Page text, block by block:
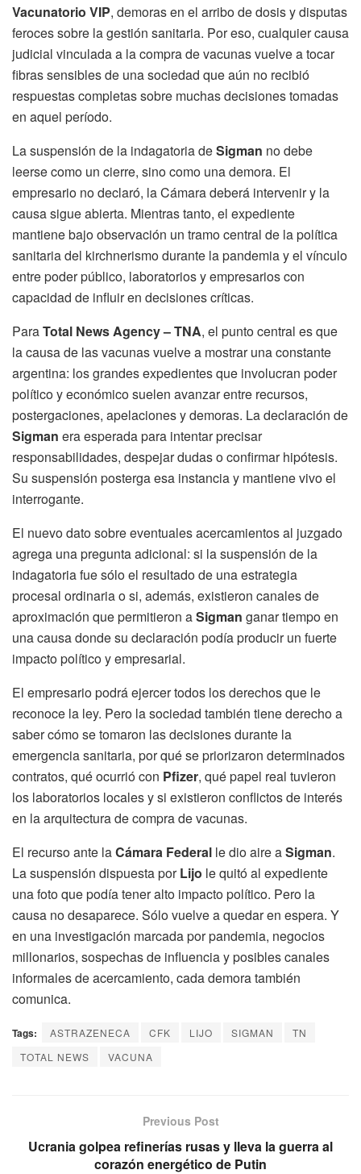
Vacunatorio VIP, demoras en el arribo de dosis y disputas
feroces sobre la gestión sanitaria. Por eso, cualquier causa
judicial vinculada a la compra de vacunas vuelve a tocar
fibras sensibles de una sociedad que aún no recibió
respuestas completas sobre muchas decisiones tomadas
en aquel período.
La suspensión de la indagatoria deSigman no debe
leerse como un cierre, sino como una demora. El
empresario no declaró, la Cámara deberá intervenir y la
causa sigue abierta. Mientras tanto, el expediente
mantiene bajo observación un tramo central de la política
sanitaria del kirchnerismo durante la pandemia y el vínculo
entre poder público, laboratorios y empresarios con
capacidad de influir en decisiones críticas.
ParaTotal News Agency – TNA, el punto central es que
la causa de las vacunas vuelve a mostrar una constante
argentina: los grandes expedientes que involucran poder
político y económico suelen avanzar entre recursos,
postergaciones, apelaciones y demoras. La declaración de
Sigman era esperada para intentar precisar
responsabilidades, despejar dudas o confirmar hipótesis.
Su suspensión posterga esa instancia y mantiene vivo el
interrogante.
El nuevo dato sobre eventuales acercamientos al juzgado
agrega una pregunta adicional: si la suspensión de la
indagatoria fue sólo el resultado de una estrategia
procesal ordinaria o si, además, existieron canales de
aproximación que permitieron aSigman ganar tiempo en
una causa donde su declaración podía producir un fuerte
impacto político y empresarial.
El empresario podrá ejercer todos los derechos que le
reconoce la ley. Pero la sociedad también tiene derecho a
saber cómo se tomaron las decisiones durante la
emergencia sanitaria, por qué se priorizaron determinados
contratos, qué ocurrió con Pfizer, qué papel real tuvieron
los laboratorios locales y si existieron conflictos de interés
en la arquitectura de compra de vacunas.
El recurso ante laCámara Federal le dio aire aSigman.
La suspensión dispuesta porLijo le quitó al expediente
una foto que podía tener alto impacto político. Pero la
causa no desaparece. Sólo vuelve a quedar en espera. Y
en una investigación marcada por pandemia, negocios
millonarios, sospechas de influencia y posibles canales
informales de acercamiento, cada demora también
comunica.
Tags: ASTRAZENECA CFK LIJO SIGMAN
TN
TOTAL NEWS
VACUNA
Previous Post
Ucrania golpea refinerías rusas y lleva la guerra al
corazón energético de Putin